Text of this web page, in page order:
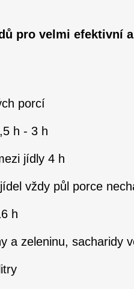
pro velmi efektivní
porcí
h - 3 h
jídly 4 h
vždy půl porce
h
a zeleninu, sacharidy